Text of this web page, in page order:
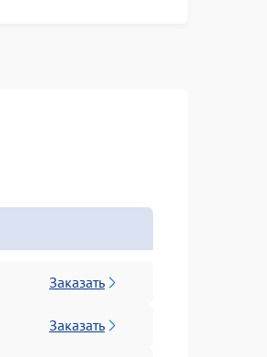
Заказать
Заказать